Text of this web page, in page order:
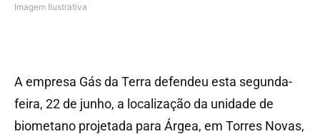
Imagem Ilustrativa
A empresa Gás da Terra defendeu esta segunda-
feira, 22 de junho, a localização da unidade de
biometano projetada para Árgea, em Torres Novas,